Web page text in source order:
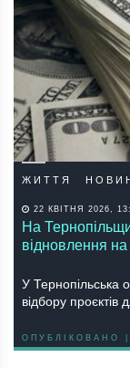
ЖИТТЯ
22 КВІТНЯ 2026,
На
відновлення
У Тернопільська
відбору проєктів
ОПУБЛІКОВАНО |